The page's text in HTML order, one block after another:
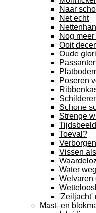
Naar
Net echt
Nog
Ooit
Oude
Passanten
Poseren
Schone
Strenge
Tijdsbeeld
Toeval?
Vissen
Water
Welvaren
'Zeiljacht'
Mast- en